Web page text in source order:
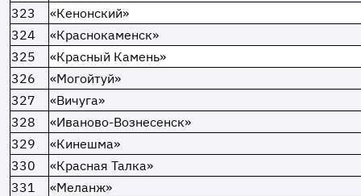
323
«Кенонский»
324
«Краснокаменск»
325
«Красный Камень»
326
«Могойтуй»
327
«Вичуга»
328
«Иваново-Вознесенск»
329
«Кинешма»
330
«Красная Талка»
331
«Меланж»